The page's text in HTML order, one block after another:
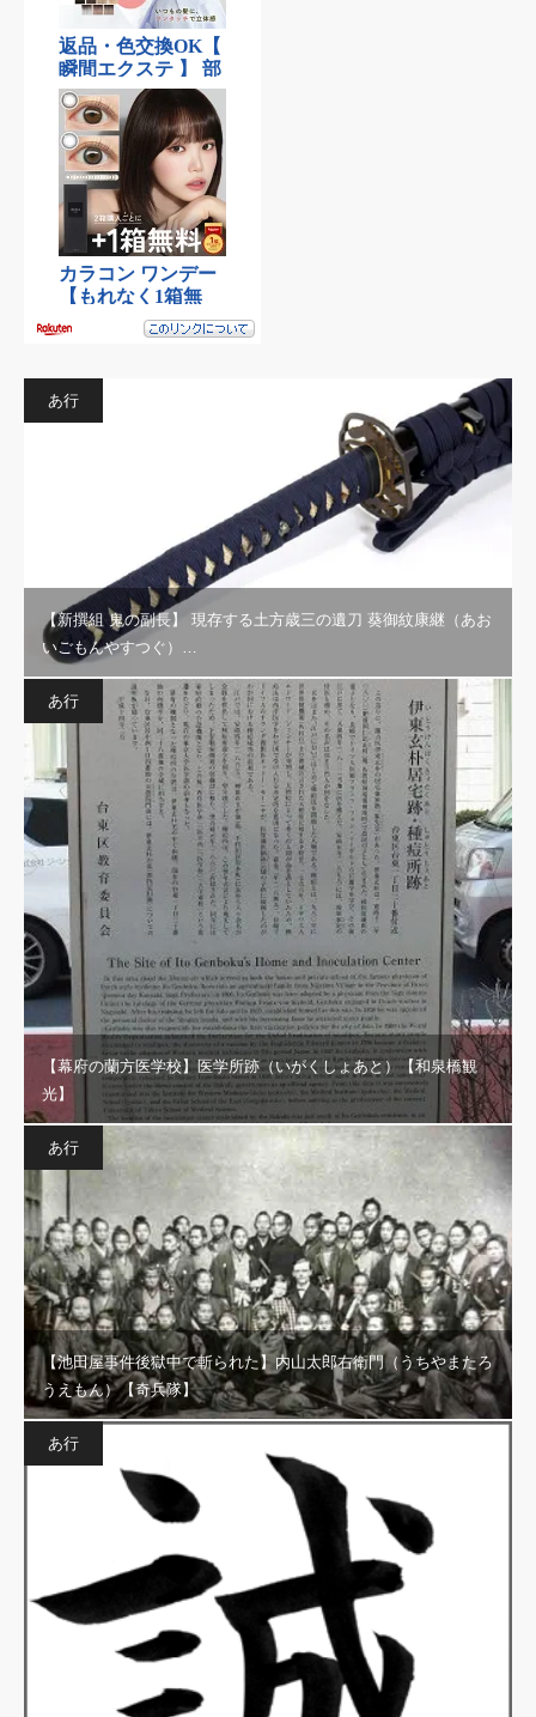
あ行
【新撰組 鬼の副長】 現存する土方歳三の遺刀 葵御紋康継（あお
いごもんやすつぐ）…
あ行
【幕府の蘭方医学校】医学所跡（いがくしょあと）【和泉橋観
光】
あ行
【池田屋事件後獄中で斬られた】内山太郎右衛門（うちやまたろ
うえもん）【奇兵隊】
あ行